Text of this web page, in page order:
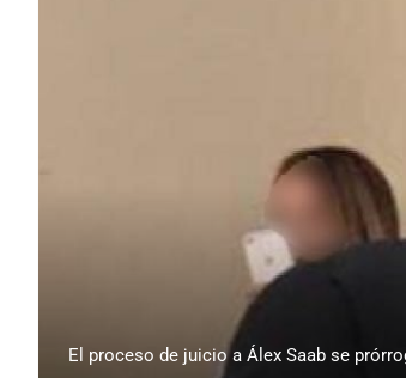
El proceso de juicio a Álex Saab se